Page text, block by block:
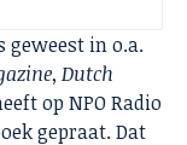
geweest in o.a.
, Dutch
op NPO Radio
gepraat. Dat